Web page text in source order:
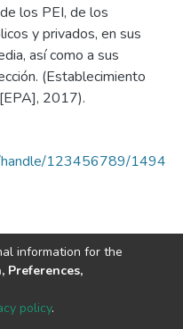
los PEI, de los
y privados, en sus
así como a sus
(Establecimiento
2017).
handle/123456789/1494
2002-2026
information for the
Preferences,
policy.